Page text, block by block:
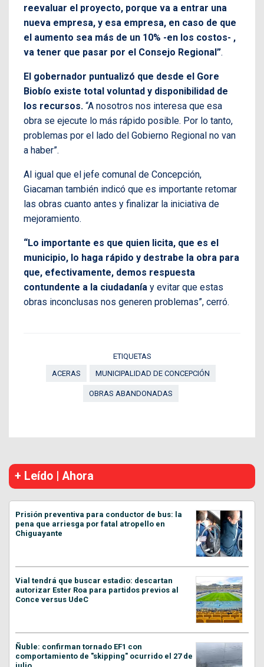
reevaluar el proyecto, porque va a entrar una
nueva empresa, y esa empresa, en caso de que
el aumento sea más de un 10% -en los costos- ,
va tener que pasar por el Consejo Regional”.
El gobernador puntualizó que desde el Gore
Biobío existe total voluntad y disponibilidad de
los recursos. “A nosotros nos interesa que esa
obra se ejecute lo más rápido posible. Por lo tanto,
problemas por el lado del Gobierno Regional no van
a haber”.
Al igual que el jefe comunal de Concepción,
Giacaman también indicó que es importante retomar
las obras cuanto antes y finalizar la iniciativa de
mejoramiento.
“Lo importante es que quien licita, que es el
municipio, lo haga rápido y destrabe la obra para
que, efectivamente, demos respuesta
contundente a la ciudadanía y evitar que estas
obras inconclusas nos generen problemas”, cerró.
ETIQUETAS
ACERAS
MUNICIPALIDAD DE CONCEPCIÓN
OBRAS ABANDONADAS
+ Leído | Ahora
Prisión preventiva para conductor de bus: la
pena que arriesga por fatal atropello en
Chiguayante
Vial tendrá que buscar estadio: descartan
autorizar Ester Roa para partidos previos al
Conce versus UdeC
Ñuble: confirman tornado EF1 con
comportamiento de "skipping" ocurrido el 27 de